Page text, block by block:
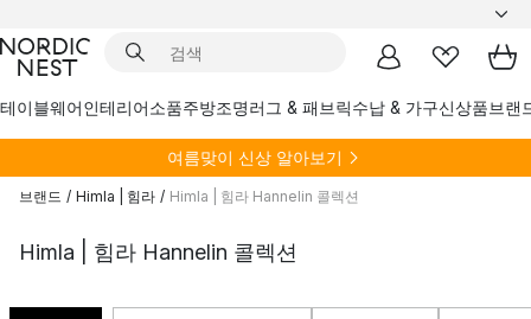
테이블웨어인테리어소품주방조명러그 & 패브릭수납 & 가구신상품브랜
여름맞이 신상 알아보기
브랜드 / Himla | 힘라 / Himla | 힘라 Hannelin 콜렉션
Himla | 힘라 Hannelin 콜렉션